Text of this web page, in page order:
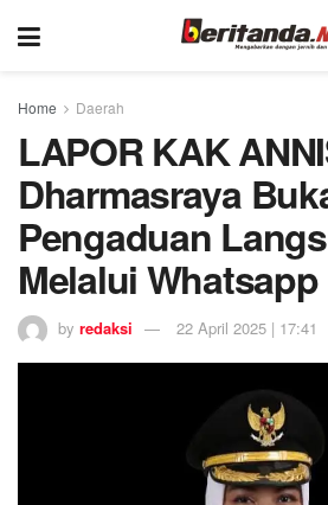
Home Daerah
LAPOR KAK
Dharmasraya
Pengaduan
Melalui
by redaksi 22 April 2025 | 17:41